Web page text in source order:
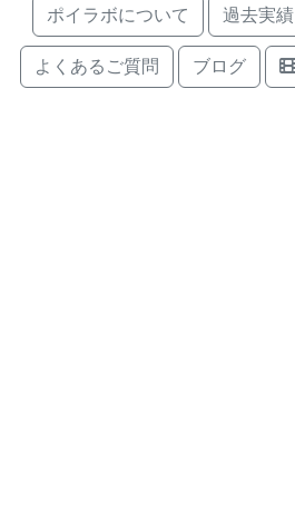
ポイラボについて 過去実績
よくあるご質問
ブログ